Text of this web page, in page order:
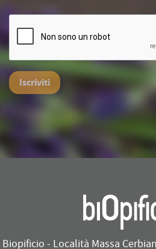
Iscriviti
Biopificio - Località Massa